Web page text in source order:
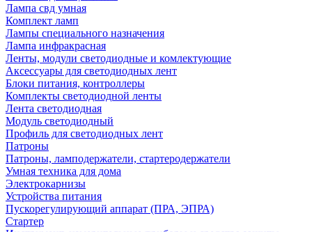
Лампа свд умная
Комплект ламп
Лампы специального назначения
Лампа инфракрасная
Ленты, модули светодиодные и комлектующие
Аксессуары для светодиодных лент
Блоки питания, контроллеры
Комплекты светодиодной ленты
Лента светодиодная
Модуль светодиодный
Профиль для светодиодных лент
Патроны
Патроны, ламподержатели, стартеродержатели
Умная техника для дома
Электрокарнизы
Устройства питания
Пускорегулирующий аппарат (ПРА, ЭПРА)
Стартер